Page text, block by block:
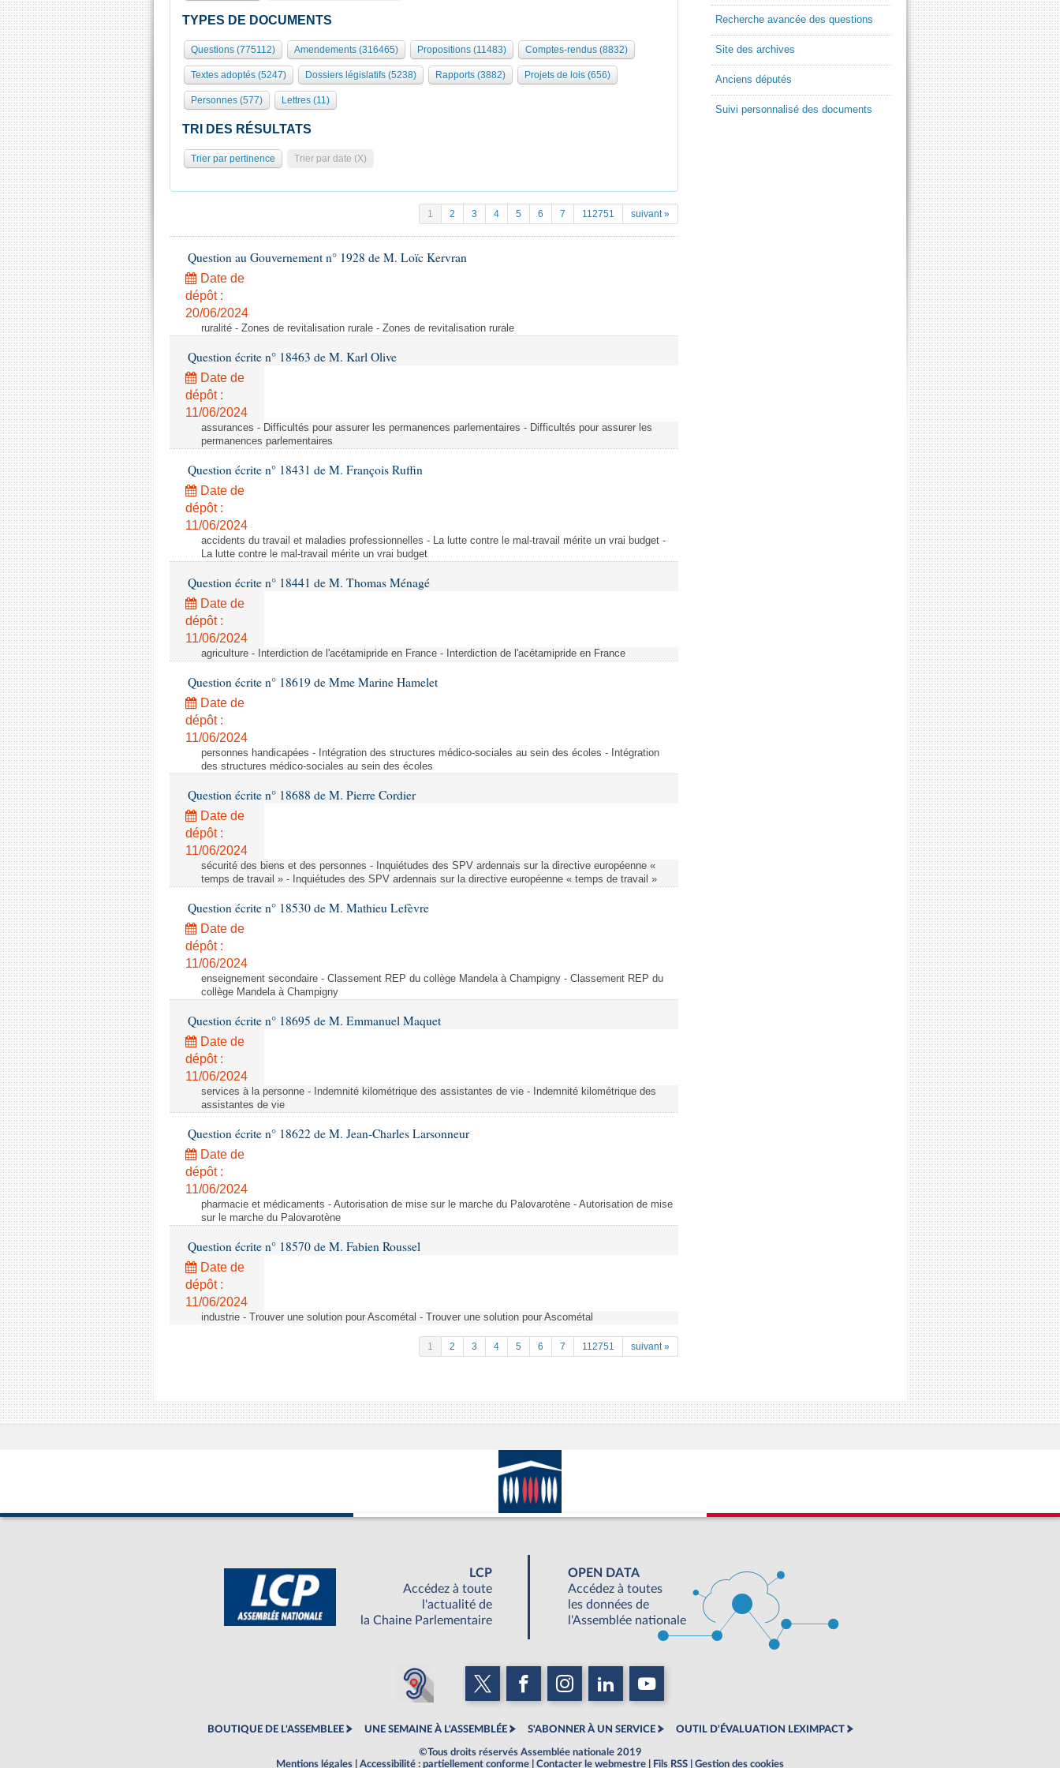
TYPES DE DOCUMENTS
Questions (775112) Amendements (316465) Propositions (11483) Comptes-rendus (8832)
Textes adoptés (5247) Dossiers législatifs (5238) Rapports (3882) Projets de lois (656)
Personnes (577) Lettres (11)
TRI DES RÉSULTATS
Trier par pertinence Trier par date (X)
1 2 3 4 5 6 7 112751 suivant »
Question au Gouvernement n° 1928 de M. Loïc Kervran
Date de
dépôt :
20/06/2024
ruralité - Zones de revitalisation rurale - Zones de revitalisation rurale
Question écrite n° 18463 de M. Karl Olive
Date de
dépôt :
11/06/2024
assurances - Difficultés pour assurer les permanences parlementaires - Difficultés pour assurer les
permanences parlementaires
Question écrite n° 18431 de M. François Ruffin
Date de
dépôt :
11/06/2024
accidents du travail et maladies professionnelles - La lutte contre le mal-travail mérite un vrai budget -
La lutte contre le mal-travail mérite un vrai budget
Question écrite n° 18441 de M. Thomas Ménagé
Date de
dépôt :
11/06/2024
agriculture - Interdiction de l'acétamipride en France - Interdiction de l'acétamipride en France
Question écrite n° 18619 de Mme Marine Hamelet
Date de
dépôt :
11/06/2024
personnes handicapées - Intégration des structures médico-sociales au sein des écoles - Intégration
des structures médico-sociales au sein des écoles
Question écrite n° 18688 de M. Pierre Cordier
Date de
dépôt :
11/06/2024
sécurité des biens et des personnes - Inquiétudes des SPV ardennais sur la directive européenne «
temps de travail » - Inquiétudes des SPV ardennais sur la directive européenne « temps de travail »
Question écrite n° 18530 de M. Mathieu Lefèvre
Date de
dépôt :
11/06/2024
enseignement secondaire - Classement REP du collège Mandela à Champigny - Classement REP du
collège Mandela à Champigny
Question écrite n° 18695 de M. Emmanuel Maquet
Date de
dépôt :
11/06/2024
services à la personne - Indemnité kilométrique des assistantes de vie - Indemnité kilométrique des
assistantes de vie
Question écrite n° 18622 de M. Jean-Charles Larsonneur
Date de
dépôt :
11/06/2024
pharmacie et médicaments - Autorisation de mise sur le marche du Palovarotène - Autorisation de mise
sur le marche du Palovarotène
Question écrite n° 18570 de M. Fabien Roussel
Date de
dépôt :
11/06/2024
industrie - Trouver une solution pour Ascométal - Trouver une solution pour Ascométal
1 2 3 4 5 6 7 112751 suivant »
Recherche avancée des questions
Site des archives
Anciens députés
Suivi personnalisé des documents
LCP
Accédez à toute
l'actualité de
la Chaine Parlementaire
OPEN DATA
Accédez à toutes
les données de
l'Assemblée nationale
BOUTIQUE DE L'ASSEMBLEE UNE SEMAINE À L'ASSEMBLÉE S'ABONNER À UN SERVICE OUTIL D'ÉVALUATION LEXIMPACT
©Tous droits réservés Assemblée nationale 2019
Mentions légales
Accessibilité : partiellement conforme Contacter le webmestre Fils RSS Gestion des cookies